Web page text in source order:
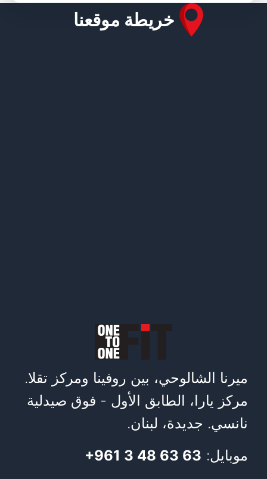
خريطة موقعنا
ميرنا الشالوحي، بين روفينا ومركز تقلا.
مركز يارا، الطابق الأول - فوق صيدلية
نانسي. جديدة، لبنان.
موبايل: +961 3 48 63 63